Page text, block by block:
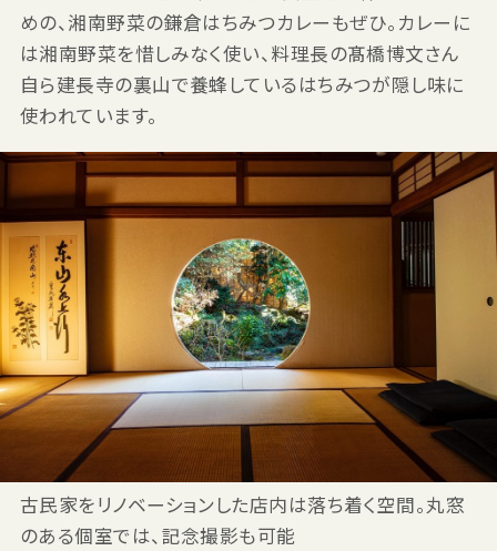
めの、湘南野菜の鎌倉はちみつカレーもぜひ。カレーに
は湘南野菜を惜しみなく使い、料理長の髙橋博文さん
自ら建長寺の裏山で養蜂しているはちみつが隠し味に
使われています。
古民家をリノベーションした店内は落ち着く空間。丸窓
のある個室では、記念撮影も可能